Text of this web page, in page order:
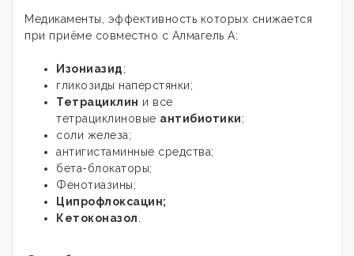
Медикаменты, эффективность которых снижается
при приёме совместно с Алмагель А:
Изониазид;
гликозиды наперстянки;
Тетрациклин и все
тетрациклиновые антибиотики;
соли железа;
антигистаминные средства;
бета-блокаторы;
Фенотиазины;
Ципрофлоксацин;
Кетоконазол.